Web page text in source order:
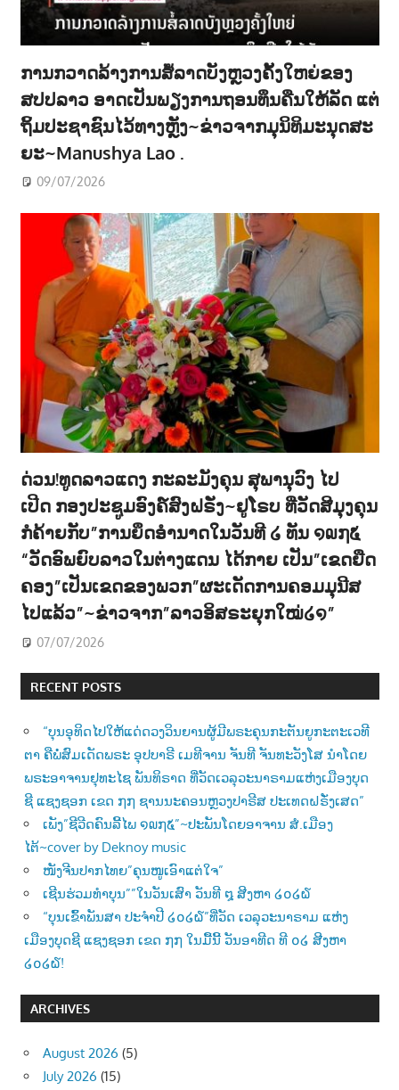
ການກວາດລ້າງການສໍ້ລາດບັງຫຼວງຄັ້ງໃຫຍ່ຂອງ
ສປປລາວ ອາດເປັນພຽງການຖອນທຶນຄືນໃຫ້ລັດ ແຕ່
ຖິ້ມປະຊາຊົນໄວ້ທາງຫຼັງ~ຂ່າວຈາກມຸນິທິມະນຸດສະ
ຍະ~Manushya Lao .
09/07/2026
ດ່ວນ!ທູດລາວແດງ ກະລະມັງຄຸນ ສຸພານຸວົງ ໄປ
ເປີດ ກອງປະຊູມອົງຄ໌ສົງຝຣັ່ງ~ຢູໂຣບ ທີ່ວັດສີມຸງຄຸນ
ກໍຄ້າຍກັບ”ການຍຶດອຳນາດໃນວັນທີ ໒ ທັນ ໑໙໗໕
“ວັດອົພຍົບລາວໃນຕ່າງແດນ ໄດ້ກາຍ ເປັນ”ເຂດຍືດ
ຄອງ”ເປັນເຂດຂອງພວກ”ຜະເດັດການຄອມມຸນີສ
ໄປແລ້ວ”~ຂ່າວຈາກ”ລາວອິສຣະຍຸກໃໝ່໒໑”
07/07/2026
RECENT POSTS
“ບຸນອຸທິດໄປໃຫ້ແດ່ດວງວິນຍານຜູ້ມີພຣະຄຸນກະຕັນຍູກະຕະເວທີ
ຕາ ຄືພໍ່ສົມເດັດພຣະ ອຸປບາຣີ ເມທີຈານ ຈັນທີ ຈັນທະວັງໂສ ນຳໂດຍ
ພຣະອາຈານຢຸທະໄຊ ພັນທິຣາດ ທີ່ວັດເວລຸວະນາຣາມແຫ່ງເມືອງບຸດ
ຊີ ແຊງຊອກ ເຂດ ໗໗ ຊານນະຄອນຫຼວງປາຣີສ ປະເທດຝຣັ່ງເສດ”
ເພັງ”ຊີວີດຄົນລີ້ໄພ ໑໙໗໕”~ປະພັນໂດຍອາຈານ ສໍ.ເມືອງ
ໄຕ້~cover by Deknoy music
ໜັງຈີນປາກໄທຍ”ຄຸນໜູເອົາແຕ່ໃຈ”
ເຊີນຮ່ວມທຳບຸນ””ໃນວັນເສົາ ວັນທີ ໘ ສີງຫາ ໒໐໒໖
“ບຸນເຂົ້າພັນສາ ປະຈຳປີ ໒໐໒໖”ທີ່ວັດ ເວລຸວະນາຣາມ ແຫ່ງ
ເມືອງບຸດຊີ ແຊງຊອກ ເຂດ ໗໗ ໃນມື້ນີ້ ວັນອາທີດ ທີ ໐໒ ສີງຫາ
໒໐໒໖!
ARCHIVES
August 2026 (5)
July 2026 (15)